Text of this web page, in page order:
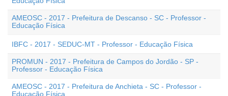
AMEOSC - 2017 - Prefeitura de Descanso - SC - Professor -
Educação Física
IBFC - 2017 - SEDUC-MT - Professor - Educação Física
PROMUN - 2017 - Prefeitura de Campos do Jordão - SP -
Professor - Educação Física
AMEOSC - 2017 - Prefeitura de Anchieta - SC - Professor -
Educação Física